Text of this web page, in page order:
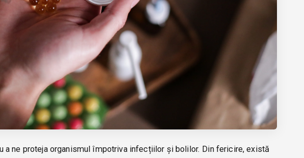
a ne proteja organismul împotriva infecțiilor și bolilor. Din fericire, există